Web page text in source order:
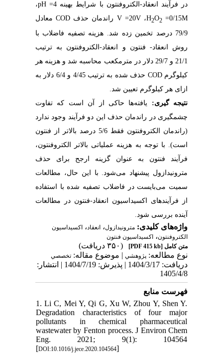
در فرآیند انعقاد-الکتروفنتون با شرایط بهینه 4 =
pH،
M
0/15
=
H2O2 ،V
20
=
V راندمان حذفCOD معادل
79/9 درصد تخمین زده شد. هزینه تصفیه فاضلاب با
روش انعقاد-فنتون و انعقاد-الکتروفنتون به ترتیب
21/1 و 29/7 دلار در مترمکعب محاسبه شد و هزینه هر
کیلوگرم COD
حذف شده به ترتیب 4/45 و 6/4 دلار به
ازای هر کیلوگرم تعیین شد
نتیجه­ گیری:
یافته‌ها حاکی از آن است که تفاوت
چشمگیری در راندمان حذف این دو فرآیند وجود ندارد
(راندمان الکتروفنتون فقط 5/6 درصد
بالاتر از فنتون
است). با توجه به هزینه عملیاتی بالاتر الکتروفنتون،
فرآیند فنتون به عنوان گزینه ارجح برای حذف
مترونیدازول پیشنهاد می‌شود. با این حال، مطالعات
سمیت می‌بایست در فاضلاب تصفیه شده با استفاده
از فرآیندهای اکسیداسیون انعقاد-فنتون در مطالعات
آینده بررسی شود.
واژه‌های کلیدی: مترونیدازول، انعقاد، اکسیداسیون
الکتروفنتون، اکسیداسیون فنتون
متن کامل[PDF 415 kb]
(۳۵۰ دریافت)
نوع مطالعه: پژوهشي| موضوع مقاله: تخصصي
دریافت: 1404/3/17 | پذیرش: 1404/7/19 | انتشار:
1405/4/8
فهرست منابع
1. Li C, Mei Y, Qi G, Xu W, Zhou Y, Shen Y.
Degradation characteristics of four major
pollutants in chemical pharmaceutical
wastewater by Fenton process. J Environ Chem
Eng. 2021; 9(1): 104564
[DOI:10.1016/j.jece.2020.104564]